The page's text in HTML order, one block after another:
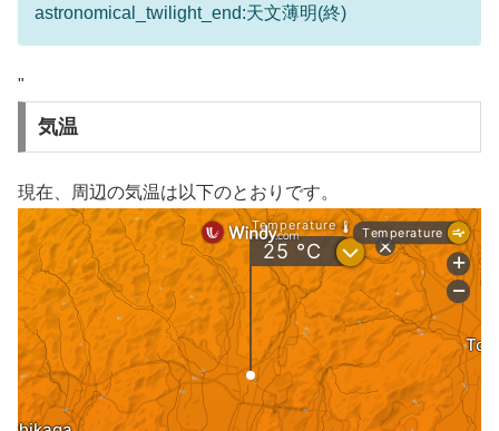
astronomical_twilight_end:天文薄明(終)
"
気温
現在、周辺の気温は以下のとおりです。